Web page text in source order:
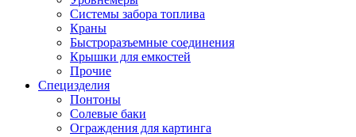
Системы забора топлива
Краны
Быстроразъемные соединения
Крышки для емкостей
Прочие
Специзделия
Понтоны
Солевые баки
Ограждения для картинга